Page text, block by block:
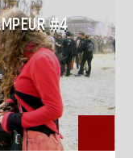
#4